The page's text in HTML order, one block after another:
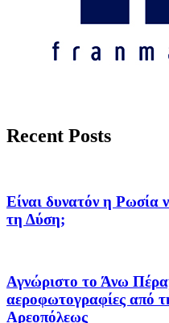
Recent Posts
Είναι δυνατόν η Ρωσία
τη Δύση;
Αγνώριστο το Άνω
αεροφωτογραφίες από
Αρεοπόλεως